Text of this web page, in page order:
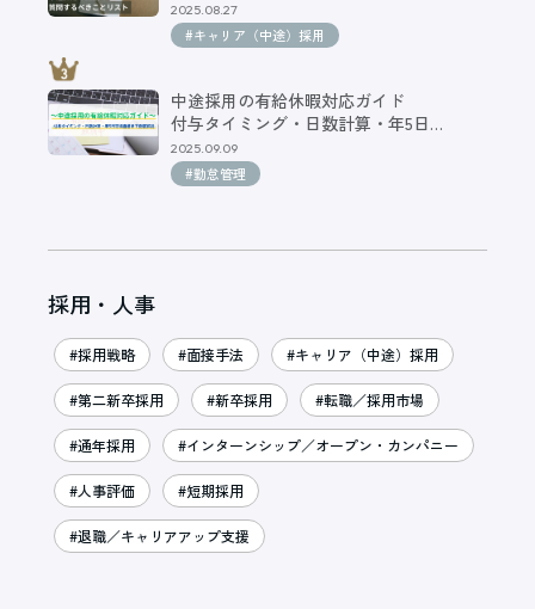
2025.08.27
#キャリア（中途）採用
中途採用の有給休暇対応ガイド
付与タイミング・日数計算・年5日…
2025.09.09
#勤怠管理
採用・人事
#採用戦略 #面接手法 #キャリア（中途）採用
#第二新卒採用 #新卒採用 #転職／採用市場
#通年採用 #インターンシップ／オープン・カンパニー
#人事評価 #短期採用
#退職／キャリアアップ支援